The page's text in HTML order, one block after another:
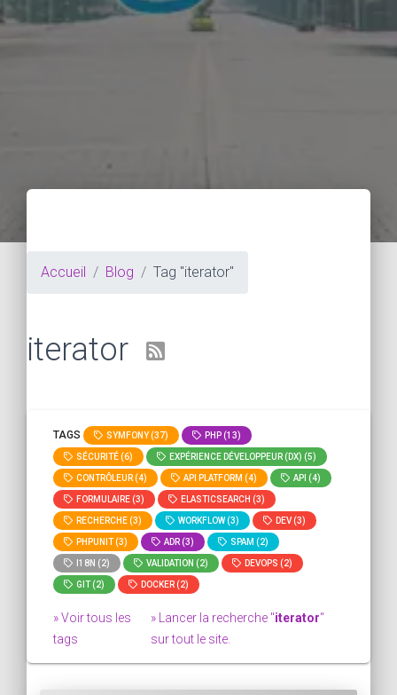
Accueil Blog Tag "iterator"
iterator
TAGS SYMFONY (37) PHP (13)
SÉCURITÉ (6) EXPÉRIENCE DÉVELOPPEUR (DX) (5)
CONTRÔLEUR (4) API PLATFORM (4) API (4)
FORMULAIRE (3) ELASTICSEARCH (3)
RECHERCHE (3) WORKFLOW (3) DEV (3)
PHPUNIT (3) ADR (3) SPAM (2)
I18N (2) VALIDATION (2) DEVOPS (2)
GIT (2) DOCKER (2)
» Voir tous les
tags
» Lancer la recherche "iterator"
sur tout le site.